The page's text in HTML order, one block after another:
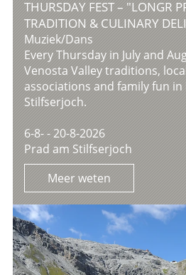
THURSDAY FEST – "LONGR
TRADITION & CULINARY
Muziek/Dans
Every Thursday in July and
Venosta Valley traditions,
associations and family fun in
Stilfserjoch.
6-8- - 20-8-2026
Prad am Stilfserjoch
Meer weten